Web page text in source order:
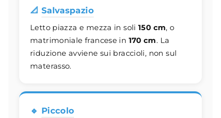
📐 Salvaspazio
Letto piazza e mezza in soli150 cm, o
matrimoniale francese in 170 cm. La
riduzione avviene sui braccioli, non sul
materasso.
🔹 Piccolo